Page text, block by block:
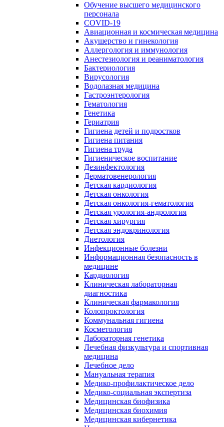
Обучение высшего медицинского
персонала
COVID-19
Авиационная и космическая медицина
Акушерство и гинекология
Аллергология и иммунология
Анестезиология и реаниматология
Бактериология
Вирусология
Водолазная медицина
Гастроэнтерология
Гематология
Генетика
Гериатрия
Гигиена детей и подростков
Гигиена питания
Гигиена труда
Гигиеническое воспитание
Дезинфектология
Дерматовенерология
Детская кардиология
Детская онкология
Детская онкология-гематология
Детская урология-андрология
Детская хирургия
Детская эндокринология
Диетология
Инфекционные болезни
Информационная безопасность в
медицине
Кардиология
Клиническая лабораторная
диагностика
Клиническая фармакология
Колопроктология
Коммунальная гигиена
Косметология
Лабораторная генетика
Лечебная физкультура и спортивная
медицина
Лечебное дело
Мануальная терапия
Медико-профилактическое дело
Медико-социальная экспертиза
Медицинская биофизика
Медицинская биохимия
Медицинская кибернетика